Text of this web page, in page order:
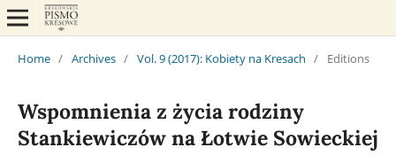
Home / Archives / Vol. 9 (2017): Kobiety na Kresach / Editions
Wspomnienia z życia rodziny
Stankiewiczów na Łotwie Sowieckiej